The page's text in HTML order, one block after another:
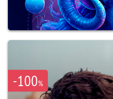
-100%